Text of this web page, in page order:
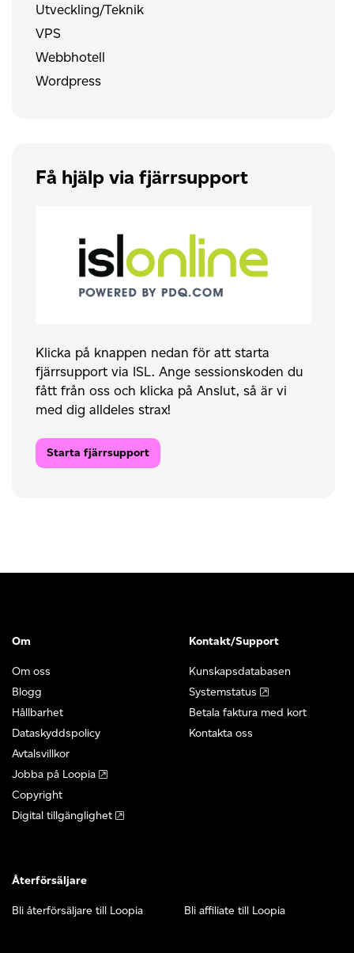
Utveckling/Teknik
VPS
Webbhotell
Wordpress
Få hjälp via fjärrsupport
Klicka på knappen nedan för att starta
fjärrsupport via ISL. Ange sessionskoden du
fått från oss och klicka på Anslut, så är vi
med dig alldeles strax!
Starta fjärrsupport
Om
Om oss
Blogg
Hållbarhet
Dataskyddspolicy
Avtalsvillkor
Jobba på Loopia
Copyright
Digital tillgänglighet
Kontakt/Support
Kunskapsdatabasen
Systemstatus
Betala faktura med kort
Kontakta oss
Återförsäljare
Bli återförsäljare till Loopia Bli affiliate till Loopia